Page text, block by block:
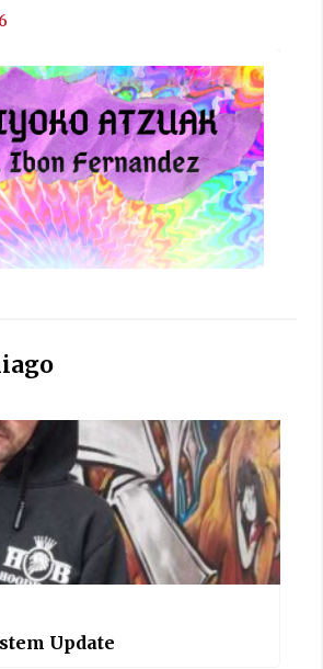
egunkarian elkarrizketa
20 urteez
2021/07/06
Bedi irratiko Hizpidea saioan
20 urteez
denboraldi amaiera
2021/07/01
Arrosaren laburpen bideoa Hamaika
Update